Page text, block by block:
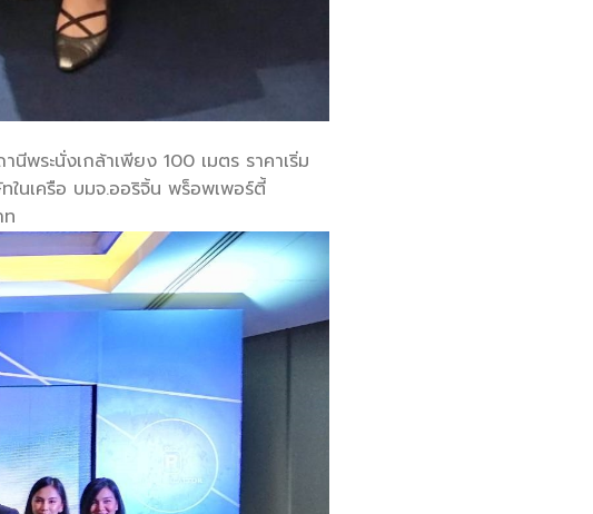
นีพระนั่งเกล้าเพียง 100 เมตร ราคาเริ่ม
ในเครือ บมจ.ออริจิ้น พร็อพเพอร์ตี้